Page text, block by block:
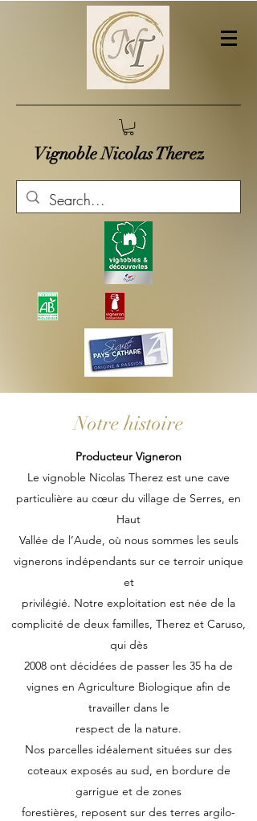
Vignoble Nicolas Therez
Notre histoire
Producteur Vigneron
Le vignoble Nicolas Therez est une cave
particulière au cœur du village de Serres, en
Haut
Vallée de l’Aude, où nous sommes les seuls
vignerons indépendants sur ce terroir unique
et
privilégié. Notre exploitation est née de la
complicité de deux familles, Therez et Caruso,
qui dès
2008 ont décidées de passer les 35 ha de
vignes en Agriculture Biologique afin de
travailler dans le
respect de la nature.
Nos parcelles idéalement situées sur des
coteaux exposés au sud, en bordure de
garrigue et de zones
forestières, reposent sur des terres argilo-